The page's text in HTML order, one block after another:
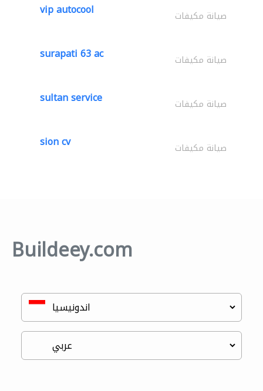
vip autocool صيانة مكيفات
surapati 63 ac صيانة مكيفات
sultan service صيانة مكيفات
sion cv صيانة مكيفات
Buildeey.com